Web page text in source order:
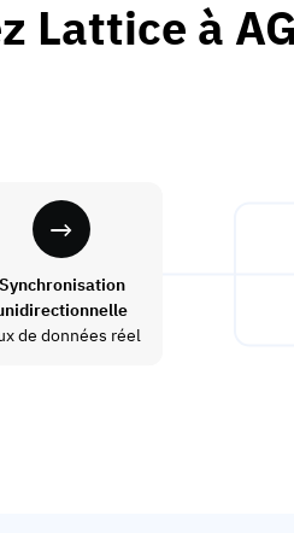
Lattice à
Synchronisation
de données réel